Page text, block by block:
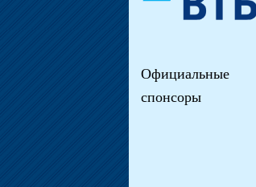
Официальные
спонсоры